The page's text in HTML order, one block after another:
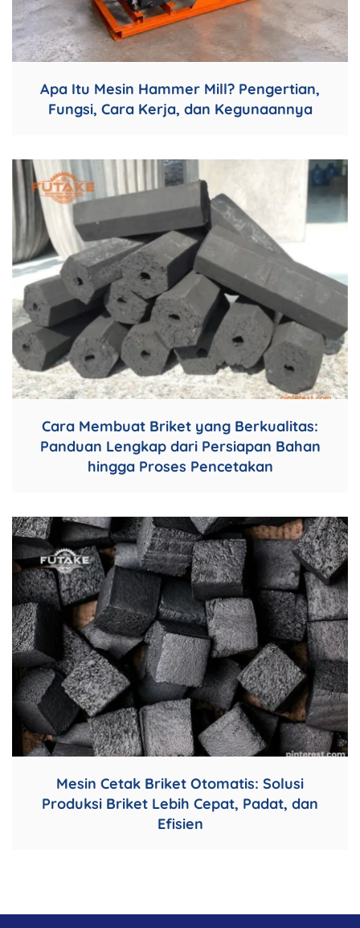
Apa Itu Mesin Hammer Mill? Pengertian,
Fungsi, Cara Kerja, dan Kegunaannya
Cara Membuat Briket yang Berkualitas:
Panduan Lengkap dari Persiapan Bahan
hingga Proses Pencetakan
Mesin Cetak Briket Otomatis: Solusi
Produksi Briket Lebih Cepat, Padat, dan
Efisien